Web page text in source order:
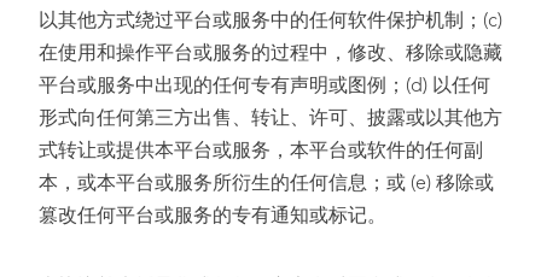
以其他方式绕过平台或服务中的任何软件保护机制；(c)
在使用和操作平台或服务的过程中，修改、移除或隐藏
平台或服务中出现的任何专有声明或图例；(d) 以任何
形式向任何第三方出售、转让、许可、披露或以其他方
式转让或提供本平台或服务，本平台或软件的任何副
本，或本平台或服务所衍生的任何信息；或 (e) 移除或
篡改任何平台或服务的专有通知或标记。